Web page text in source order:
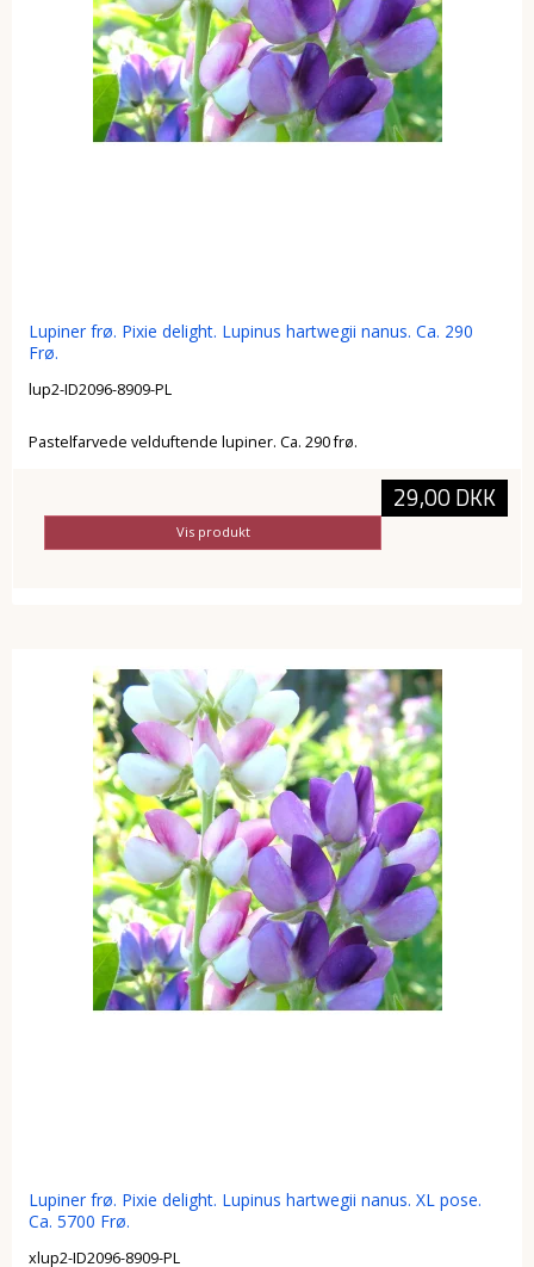
Lupiner frø. Pixie delight. Lupinus hartwegii nanus. Ca. 290
Frø.
lup2-ID2096-8909-PL
Pastelfarvede velduftende lupiner. Ca. 290 frø.
29,00 DKK
Vis produkt
Lupiner frø. Pixie delight. Lupinus hartwegii nanus. XL pose.
Ca. 5700 Frø.
xlup2-ID2096-8909-PL